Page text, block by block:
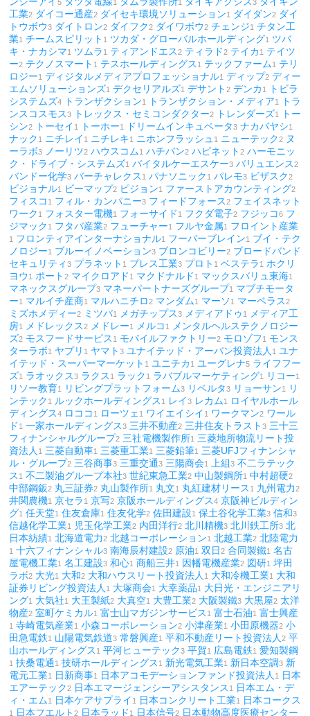
5 1 1 3
工業2 ダイコー通産2 ダイセキ環境ソリューション1 ダイダン2 ダイ
トウボウ3 ダイトロン2 ダイフク2 ダイワボウ2 チェンジ1 チタン工
業1 チームスピリット 1 ツカダ・グローバルホールディング1 ツバ
キ・ナカシマ1 ツムラ 1 ティアンドエス2 ティラド2 テイカ 1 テイツ
ー2 テクノスマート 1 テスホールディングス 1 テックファーム1 テリ
ロジー1 ディジタルメディアプロフェッショナル1 ディップ2 ディー
エムソリューションズ1 デクセリアルズ1 デサント 2 デンカ 1
トビラ
システムズ4 トランザクション1 トランザクション・メディア1
トラ
ンスコスモス3 トレックス・セミコンダクター2 トレンダーズ1
トー
シン2 トーセイ 1 トーホー1 ドリームインキュベータ3 ナカバヤシ1
ナック 1 ニチレイ 1 ニチレキ1 ニホンフラッシュ 1 ニューテック2 ヌ
ーラボ3 ノーリツ2 ハウスコム1 ハチバン2 ハピネット 2 ハーモニッ
ク・ドライブ・システムズ1 バイタルケーエスケー3 バリュエンス2
バンドー化学3 バーチャレクス 1 パナソニック 1 パレモ3 ビザスク2
ビジョナル1 ビーマップ2 ピジョン1 ファーストアカウンティング2
フィスコ 1 フィル・カンパニー3 フィードフォース2 フェイスネット
ワーク 1 フォスター電機1 フォーサイド 1 フクダ電子2 フジッコ6 フ
ジマック 1 フタバ産業2 フューチャー1 フルヤ金属1 フロイント産業
1 フロンティアインターナショナル1 フーバーブレイン1 ブイ・テク
ノロジー1 ブルーイノベーション3 ブロンコビリー2 ブロードバンド
セキュリティ 3 プラネット 1 プレス工業3 プロト 1 ベステラ 1 ホクリ
ヨウ 1 ポート 2 マイクロアド 1 マクドナルド 1 マックスバリュ東海1
マネックスグループ3 マネーパートナーズグループ1 マブチモータ
ー1 マルイチ産商1 マルハニチロ2 マンダム1 マーソ 1 マーベラス2
ミズホメディー2 ミツバ1 メガチップス3 メディアドゥ 1
メディア工
房1 メドレックス2 メドレー1 メルコ 1
メンタルヘルステクノロジー
ズ2 モスフードサービス 1 モバイルファクトリー2 モロゾフ1 モンス
ターラボ1 ヤプリ 1 ヤマト 3 ユナイテッド・アーバン投資法人 1 ユナ
イテッド・スーパーマーケット 1 ユニチカ 1 ユーグレナ5 ライフフー
ズ1 ラオックス3 ラクス 1 ラック 1 ラバブルマーケティング1 リコー1
リソー教育1 リビングプラットフォーム3 リベルタ3 リョーサン1
リ
ンテック 1 ルックホールディングス 1 レイ3 レカム1
ロイヤルホール
ディングス4 ロココ 1 ローツェ 1 ワイエイシイ 1 ワークマン2 ワール
ド 1 一家ホールディングス3 三井不動産2 三井住友トラスト 3 三十三
フィナンシャルグループ2 三社電機製作所1 三菱地所物流リート投
資法人 1 三菱自動車1 三菱重工業1 三菱鉛筆1 三菱UFJフィナンシャ
ル・グループ2 三谷商事3 三重交通3 三陽商会1 上組3 不二ラテック
ス 1 不二製油グループ本社3 世紀東急工業2 中山製鋼所1 中村超硬2
中部鋼鈑2 丸三証券2 丸山製作所1 丸文1 丸紅建材リース 1 九州電力2
井関農機1 京セラ 1 京写2 京阪ホールディングス4 京阪神ビルディン
グ1 任天堂1 住友倉庫1 住友化学2 佐田建設1 保土谷化学工業3 信和3
信越化学工業1 児玉化学工業2 内田洋行2 北川精機3 北川鉄工所3 北
日本紡績1 北海道電力2 北越コーポレーション1 北越工業2 北陸電力
1 十六フィナンシャル3 南海辰村建設2 原油1 双日2 合同製鐵1 名古
屋電機工業1 名工建設3 和心1 商船三井1 因幡電機産業2 図研1 坪田
ラボ2 大光1 大和2 大和ハウスリート投資法人 1 大和冷機工業1 大和
証券リビング投資法人 1 大塚商会1 大幸薬品1 大日光・エンジニアリ
ング1 大気社1 大王製紙2 大真空1 大豊工業2 大阪製鐵3 大黒屋2 太洋
物産2 室町ケミカル1 富士山マガジンサービス 1 富士石油1 富士興産
1 寺崎電気産業1 小森コーポレーション2 小津産業1 小田原機器2 小
田急電鉄1 山陽電気鉄道3 常磐興産1 平和不動産リート投資法人 2 平
山ホールディングス 1 平河ヒューテック3 平賀1 広島電鉄1 愛知製鋼
1 扶桑電通 1 技研ホールディングス 1 新光電気工業1 新日本空調3 新
電元工業1 日新商事1 日本アコモデーションファンド投資法人 1
日本
エアーテック2 日本エマージェンシーアシスタンス 1
日本エム・デ
ィ・エム1 日本ケアサプライ 1 日本コンクリート工業1 日本コークス
1 日本フエルト 2 日本ラッド 1 日本信号2 日本動物高度医療センター